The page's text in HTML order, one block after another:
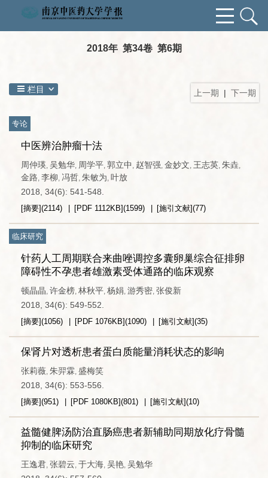
2018年 第34卷 第6期
上一期 | 下一期
栏目
专论
中医辨治肿瘤十法
周仲瑛, 吴勉华, 周学平, 郭立中 , 赵智强, 金妙文, 王志英, 朱垚,
金路, 李柳, 冯哲, 朱敏为, 叶放
2018, 34(6): 541-548.
[摘要](2114) [PDF 1112KB](1599) [施引文献](77)
临床研究
针药人工周期联合来曲唑调控多囊卵巢综合征排卵
障碍性不孕患者雄激素受体通路的临床观察
顿晶晶, 许金榜, 林秋平, 杨娟, 游秀密, 张俊新
2018, 34(6): 549-552.
[摘要](1056) [PDF 1076KB](1090) [施引文献](35)
保肾片对透析患者蛋白质能量消耗状态的影响
张莉薇, 朱羿霖, 盛梅笑
2018, 34(6): 553-556.
[摘要](951) [PDF 1080KB](801) [施引文献](10)
益髓健脾汤防治直肠癌患者新辅助同期放化疗骨髓
抑制的临床研究
王逸君, 张碧云, 于大海, 吴艳, 吴勉华